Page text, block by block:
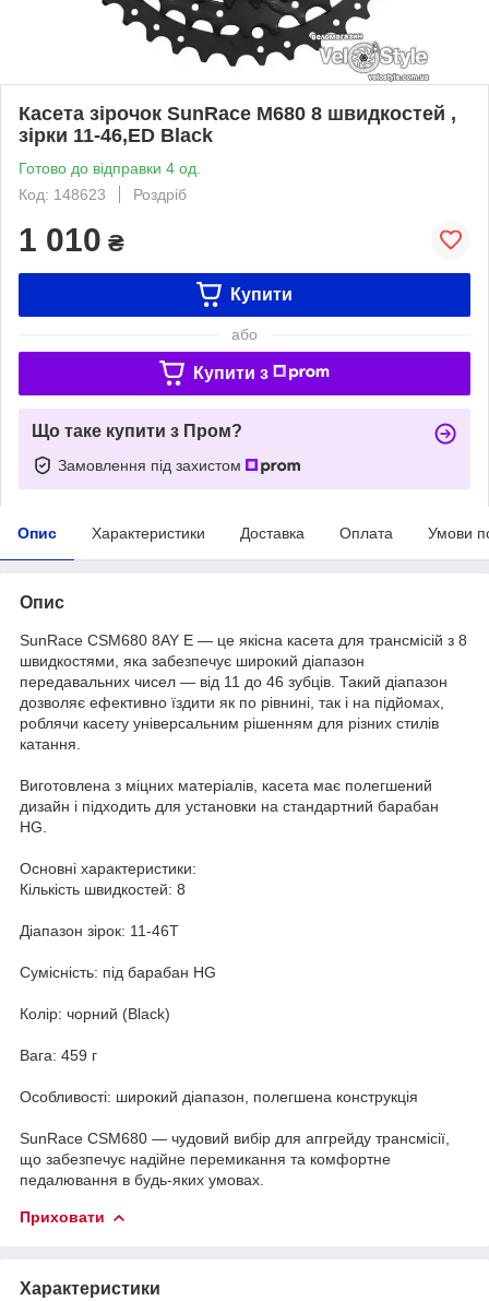
Касета зірочок SunRace M680 8 швидкостей ,
зірки 11-46,ED Black
Готово до відправки 4 од.
Код: 148623
Роздріб
1 010 ₴
Купити
або
Купити з
Що таке купити з Пром?
Замовлення під захистом
Опис Характеристики Доставка Оплата Умови
Опис
SunRace CSM680 8AY E — це якісна касета для трансмісій з 8
швидкостями, яка забезпечує широкий діапазон
передавальних чисел — від 11 до 46 зубців. Такий діапазон
дозволяє ефективно їздити як по рівнині, так і на підйомах,
роблячи касету універсальним рішенням для різних стилів
катання.
Виготовлена з міцних матеріалів, касета має полегшений
дизайн і підходить для установки на стандартний барабан
HG.
Основні характеристики:
Кількість швидкостей: 8
Діапазон зірок: 11-46T
Сумісність: під барабан HG
Колір: чорний (Black)
Вага: 459 г
Особливості: широкий діапазон, полегшена конструкція
SunRace CSM680 — чудовий вибір для апгрейду трансмісії,
що забезпечує надійне перемикання та комфортне
педалювання в будь-яких умовах.
Приховати
Характеристики